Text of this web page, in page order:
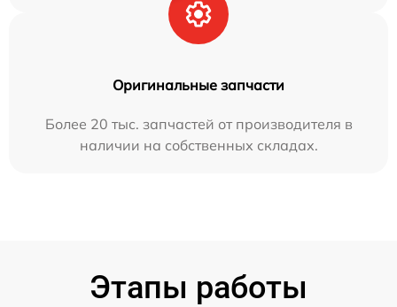
Оригинальные запчасти
Более 20 тыс. запчастей от производителя в
наличии на собственных складах.
Этапы работы